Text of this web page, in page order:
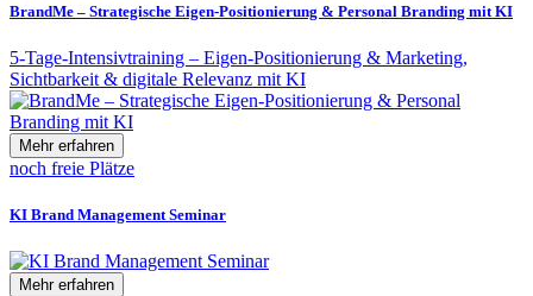
BrandMe – Strategische Eigen-Positionierung & Personal Branding mit KI
5-Tage-Intensivtraining – Eigen-Positionierung & Marketing,
Sichtbarkeit & digitale Relevanz mit KI
Mehr erfahren
noch freie Plätze
KI Brand Management Seminar
Mehr erfahren